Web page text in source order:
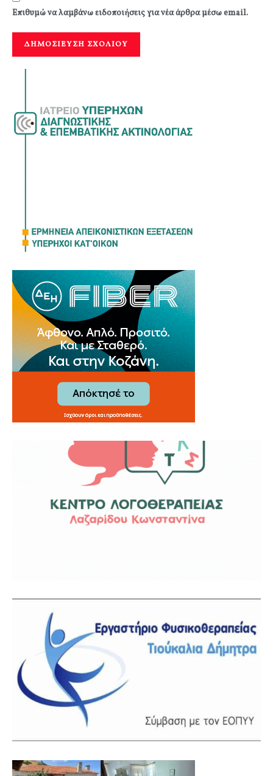
Επιθυμώ να λαμβάνω ειδοποιήσεις για νέα άρθρα μέσω email.